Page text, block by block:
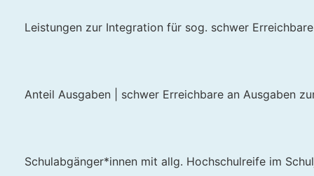
Leistungen zur Integration für sog. schwer Erreichbare
Anteil Ausgaben | schwer Erreichbare an Ausgaben
Schulabgänger*innen mit allg. Hochschulreife im